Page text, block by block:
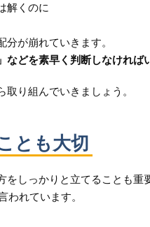
解くのに
が崩れていきます。
どを素早く判断しなければ
り組んでいきましょう。
とも大切
しっかりと立てることも重
われています。